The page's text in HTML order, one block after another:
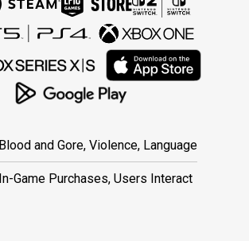
Blood and Gore, Violence, Language
In-Game Purchases, Users Interact